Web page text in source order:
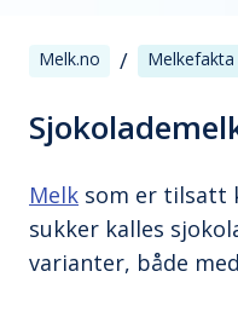
Melk.no / Melkefakta
Melk som er tilsatt
sukker kalles
varianter, både